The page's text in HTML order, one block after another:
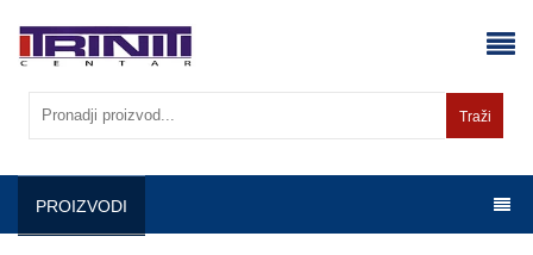
content
Traži
PROIZVODI